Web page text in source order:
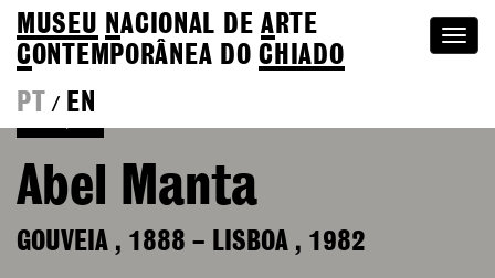
MUSEU NACIONAL DEA RTE
CONTEMPORÂNEA DOCHIADO
PT
/ EN
Abel Manta
GOUVEIA , 1888 – LISBOA , 1982